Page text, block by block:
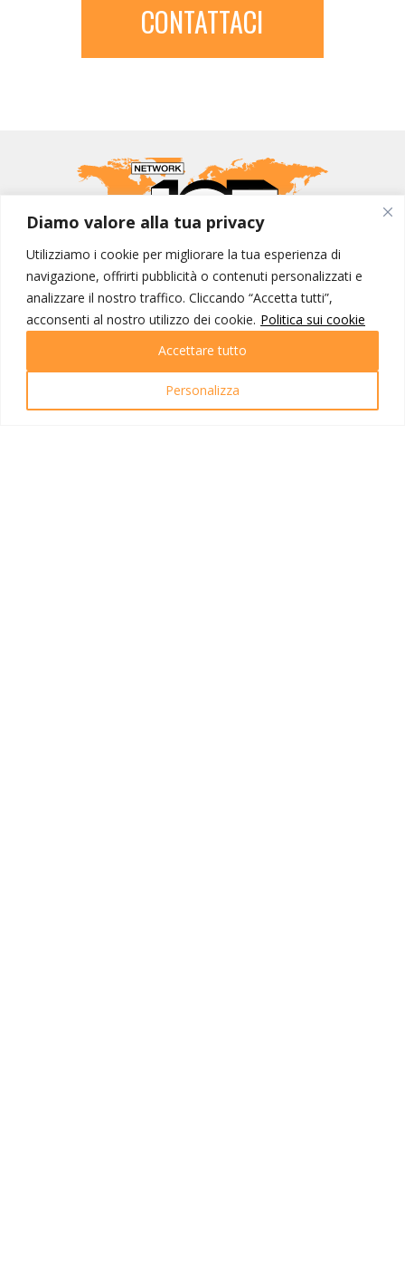
Diamo valore alla tua privacy
Utilizziamo i cookie per migliorare la tua esperienza di
navigazione, offrirti pubblicità o contenuti personalizzati e
analizzare il nostro traffico. Cliccando “Accetta tutti”,
acconsenti al nostro utilizzo dei cookie. Politica sui cookie
Personalizza
Accettare tutto
CONTATTACI
MONDO IOT VIAGGI
Corporate
I NOSTRI PRODOTTI
Destinazioni